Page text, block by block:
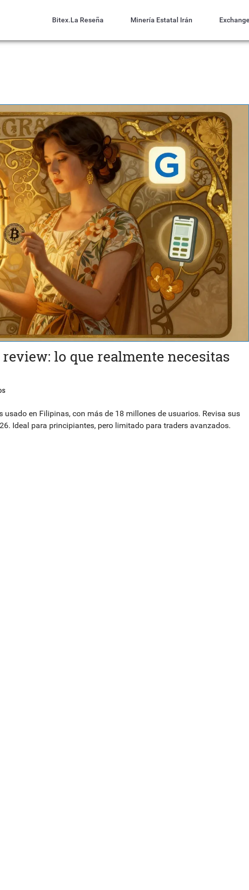
Bitex.la Reseña Minería Estatal Irán
lo que realmente necesitas
en Filipinas, con más de 18 millones de usuarios. Revisa sus
Ideal para principiantes, pero limitado para traders avanzados.